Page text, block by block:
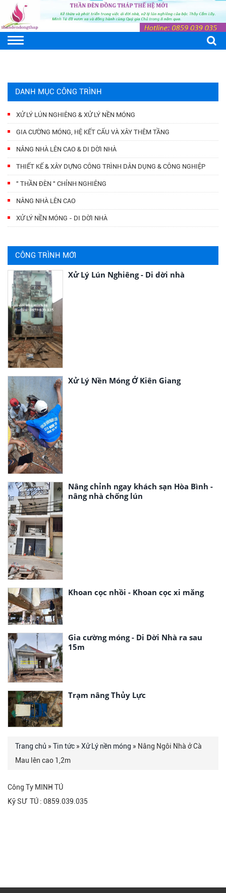
DANH MỤC CÔNG TRÌNH
XỬ LÝ LÚN NGHIÊNG & XỬ LÝ NỀN MÓNG
GIA CƯỜNG MÓNG, HỆ KẾT CẤU VÀ XÂY THÊM TẦNG
NÂNG NHÀ LÊN CAO & DI DỜI NHÀ
THIẾT KẾ & XÂY DỰNG CÔNG TRÌNH DÂN DỤNG & CÔNG NGHIỆP
" THẦN ĐÈN " CHỈNH NGHIÊNG
NÂNG NHÀ LÊN CAO
XỬ LÝ NỀN MÓNG - DI DỜI NHÀ
CÔNG TRÌNH MỚI
Xử Lý Lún Nghiêng - Di dời nhà
Xử Lý Nền Móng Ở Kiên Giang
Nâng chỉnh ngay khách sạn Hòa Bình -
nâng nhà chống lún
Khoan cọc nhồi - Khoan cọc xi măng
Gia cường móng - Di Dời Nhà ra sau
15m
Trạm nâng Thủy Lực
Trang chủ » Tin tức » Xử Lý nền móng » Nâng Ngôi Nhà ở Cà
Mau lên cao 1,2m
Công Ty MINH TÚ
Kỹ SƯ TÚ : 0859.039.035